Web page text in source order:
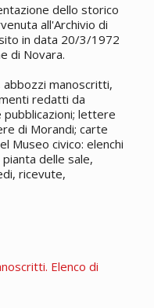
dello storico
all'Archivio di
in data 20/3/1972
di Novara.
manoscritti,
redatti da
lettere
di Morandi; carte
Museo civico: elenchi
delle sale,
ricevute,
Elenco di